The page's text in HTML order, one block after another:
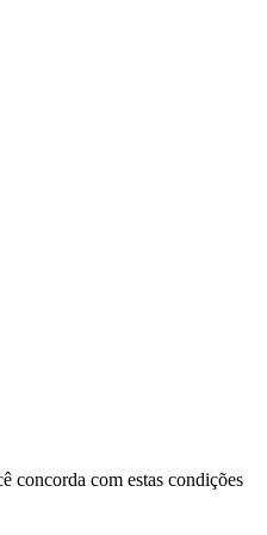
concorda com estas condições